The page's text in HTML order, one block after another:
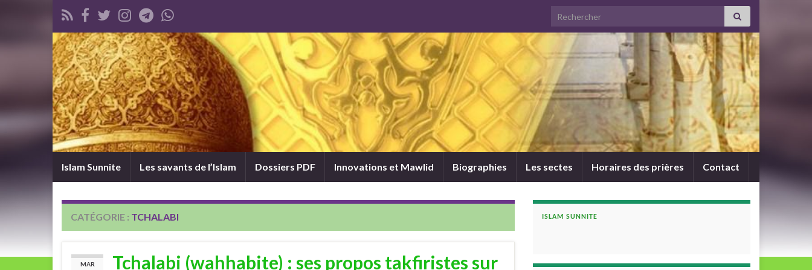
Search for:
Islam Sunnite Les savants de l’Islam Dossiers PDF Innovations et Mawlid Biographies Les sectes Horaires des prières Contact
CATÉGORIE : TCHALABI
MAR Tchalabi (wahhabite) : ses propos takfiristes sur
ISLAM SUNNITE